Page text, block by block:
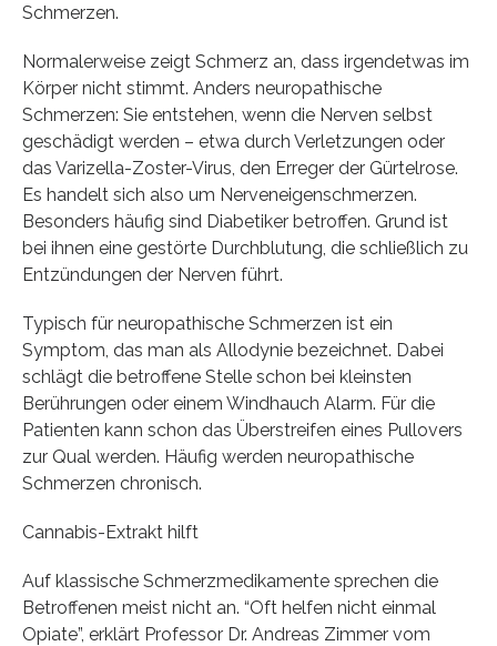
Schmerzen.
Normalerweise zeigt Schmerz an, dass irgendetwas im
Körper nicht stimmt. Anders neuropathische
Schmerzen: Sie entstehen, wenn die Nerven selbst
geschädigt werden – etwa durch Verletzungen oder
das Varizella-Zoster-Virus, den Erreger der Gürtelrose.
Es handelt sich also um Nerveneigenschmerzen.
Besonders häufig sind Diabetiker betroffen. Grund ist
bei ihnen eine gestörte Durchblutung, die schließlich zu
Entzündungen der Nerven führt.
Typisch für neuropathische Schmerzen ist ein
Symptom, das man als Allodynie bezeichnet. Dabei
schlägt die betroffene Stelle schon bei kleinsten
Berührungen oder einem Windhauch Alarm. Für die
Patienten kann schon das Überstreifen eines Pullovers
zur Qual werden. Häufig werden neuropathische
Schmerzen chronisch.
Cannabis-Extrakt hilft
Auf klassische Schmerzmedikamente sprechen die
Betroffenen meist nicht an. “Oft helfen nicht einmal
Opiate”, erklärt Professor Dr. Andreas Zimmer vom